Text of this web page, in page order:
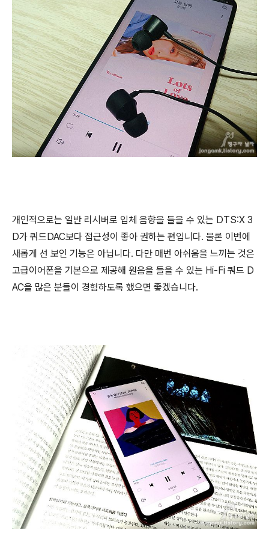
개인적으로는 일반 리시버로 입체 음향을 들을 수 있는 DTS:X 3
D가 쿼드DAC보다 접근성이 좋아 권하는 편입니다. 물론 이번에
새롭게 선 보인 기능은 아닙니다. 다만 매번 아쉬움을 느끼는 것은
고급이어폰을 기본으로 제공해 원음을 들을 수 있는 Hi-Fi 쿼드 D
AC을 많은 분들이 경험하도록 했으면 좋겠습니다.